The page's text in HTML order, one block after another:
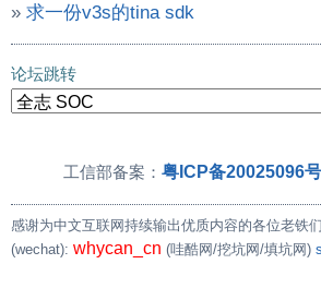
» 求一份v3s的tina sdk
论坛跳转
工信部备案： 粤ICP备20025096号
感谢为中文互联网持续输出优质内容的各位老铁们
(wechat): whycan_cn (哇酷网/挖坑网/填坑网)